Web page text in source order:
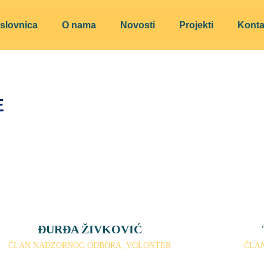
O nama Novosti Projekti
ĐURĐA ŽIVKOVIĆ
ČLAN NADZORNOG ODBORA, VOLONTER